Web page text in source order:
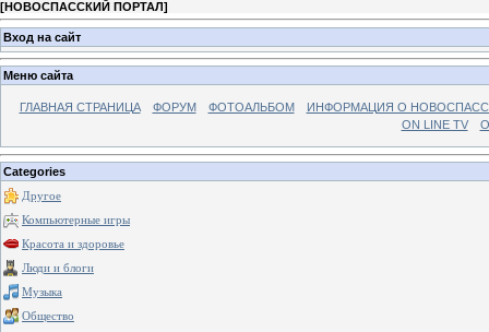
[НОВОСПАССКИЙ ПОРТАЛ]
Вход на сайт
Меню сайта
ГЛАВНАЯ СТРАНИЦА ФОРУМ ФОТОАЛЬБОМ
ИНФОРМАЦИЯ О
ON LINE TV
Categories
Другое
Компьютерные игры
Красота и здоровье
Люди и блоги
Музыка
Общество